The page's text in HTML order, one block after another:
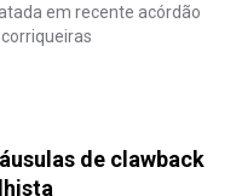
em recente acórdão
de clawback